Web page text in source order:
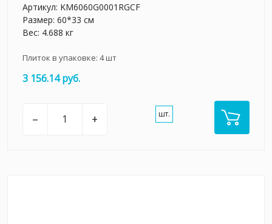
Артикул: KM6060G0001RGCF
Размер: 60*33 см
Вес: 4.688 кг
Плиток в упаковке: 4шт
3 156.14 руб.
– + шт.